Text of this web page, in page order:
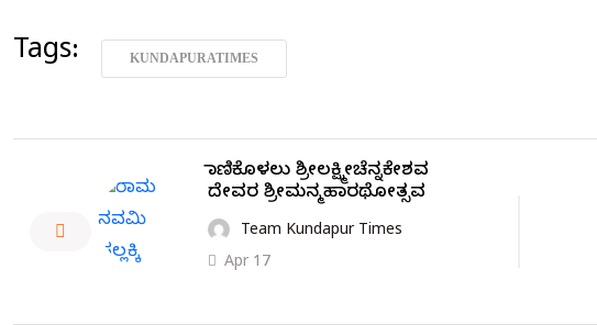
Tags: KUNDAPURATIMES
ಮಾಣಿಕೊಳಲು ಶ್ರೀಲಕ್ಷ್ಮೀಚೆನ್ನಕೇಶವ
ದೇವರ ಶ್ರೀಮನ್ಮಹಾರಥೋತ್ಸವ
Team Kundapur Times
Apr 17